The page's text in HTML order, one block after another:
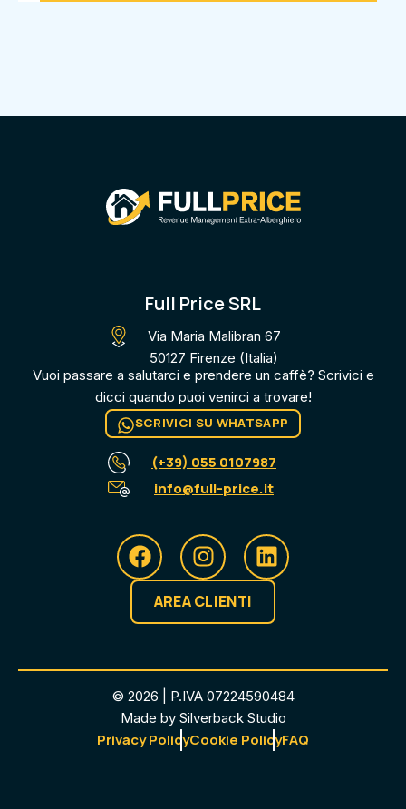
Full Price SRL
Via Maria Malibran 67
50127 Firenze (Italia)
Vuoi passare a salutarci e prendere un caffè? Scrivici e
dicci quando puoi venirci a trovare​!
SCRIVICI SU WHATSAPP
(+39) 055 0107987
info@full-price.it
AREA CLIENTI
© 2026 | P.IVA 07224590484
Made by Silverback Studio
Privacy PolicyCookie PolicyFAQ